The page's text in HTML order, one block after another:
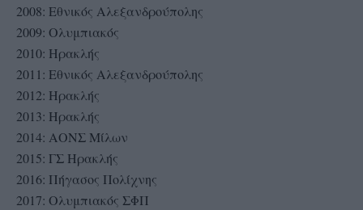
2008: Εθνικός Αλεξανδρούπολης
2009: Ολυμπιακός
2010: Ηρακλής
2011: Εθνικός Αλεξανδρούπολης
2012: Ηρακλής
2013: Ηρακλής
2014: ΑΟΝΣ Μίλων
2015: ΓΣ Ηρακλής
2016: Πήγασος Πολίχνης
2017: Ολυμπιακός ΣΦΠ